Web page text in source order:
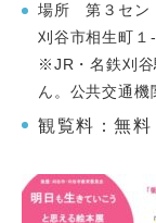
場所 第３セ
刈谷市相生町１
※JR・名鉄刈
ん。公共交通機
観覧料：無料